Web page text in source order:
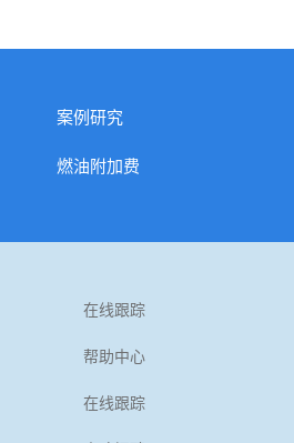
案例研究
燃油附加费
在线跟踪
帮助中心
在线跟踪